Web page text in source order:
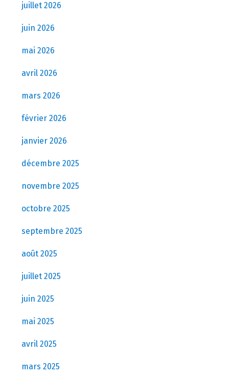
juillet 2026
juin 2026
mai 2026
avril 2026
mars 2026
février 2026
janvier 2026
décembre 2025
novembre 2025
octobre 2025
septembre 2025
août 2025
juillet 2025
juin 2025
mai 2025
avril 2025
mars 2025